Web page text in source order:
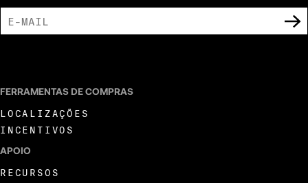
FERRAMENTAS DE COMPRAS
LOCALIZAÇÕES
INCENTIVOS
APOIO
RECURSOS